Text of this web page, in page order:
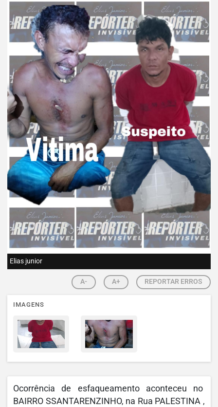
Elias junior
A- A+ REPORTAR ERROS
IMAGENS
Ocorrência de esfaqueamento aconteceu no
BAIRRO SSANTARENZINHO, na Rua PALESTINA ,